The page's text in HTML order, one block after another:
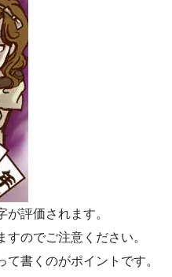
評価されます。
のでご注意ください。
書くのがポイントです。